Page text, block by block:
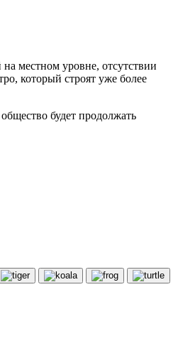
местном уровне, отсутствии
который строят уже более
будет продолжать